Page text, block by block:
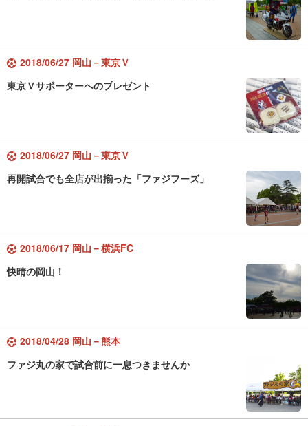
2018/06/27 岡山－東京Ｖ
東京Ｖサポーターへのプレゼント
2018/06/27 岡山－東京Ｖ
再開試合でも全店が出揃った「ファジフーズ」
2018/06/17 岡山－横浜FC
快晴の岡山！
2018/04/28 岡山－熊本
ファジ丸の家で試合前に一息つきませんか